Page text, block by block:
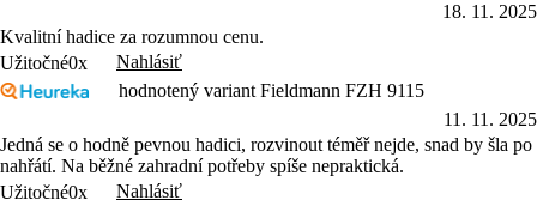
18. 11. 2025
Kvalitní hadice za rozumnou cenu.
Užitočné0x
Nahlásiť
hodnotený variant Fieldmann FZH 9115
11. 11. 2025
Jedná se o hodně pevnou hadici, rozvinout téměř nejde, snad by šla po
nahřátí. Na běžné zahradní potřeby spíše nepraktická.
Užitočné0x
Nahlásiť